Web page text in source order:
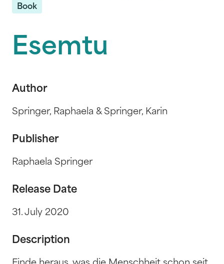
Book
Esemtu
Author
Springer, Raphaela & Springer, Karin
Publisher
Raphaela Springer
Release Date
31. July 2020
Description